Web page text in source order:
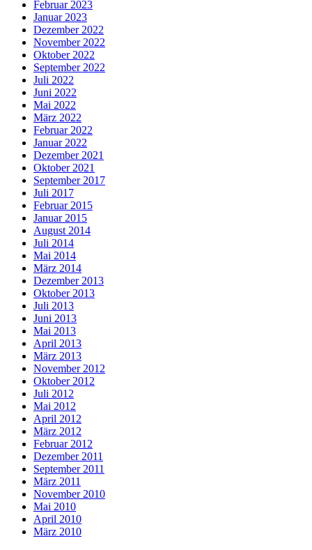
Februar 2023
Januar 2023
Dezember 2022
November 2022
Oktober 2022
September 2022
Juli 2022
Juni 2022
Mai 2022
März 2022
Februar 2022
Januar 2022
Dezember 2021
Oktober 2021
September 2017
Juli 2017
Februar 2015
Januar 2015
August 2014
Juli 2014
Mai 2014
März 2014
Dezember 2013
Oktober 2013
Juli 2013
Juni 2013
Mai 2013
April 2013
März 2013
November 2012
Oktober 2012
Juli 2012
Mai 2012
April 2012
März 2012
Februar 2012
Dezember 2011
September 2011
März 2011
November 2010
Mai 2010
April 2010
März 2010